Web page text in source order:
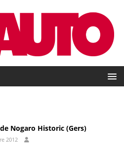
Nogaro Historic (Gers)
2012